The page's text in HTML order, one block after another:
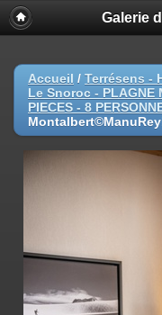
Galerie
Accueil / Terrésens -
Le Snoroc - PLAGNE
PIECES - 8